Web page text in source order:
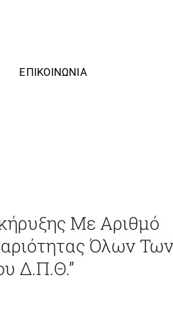
ΕΠΙΚΟΙΝΩΝΙΑ
Με Αριθμό
Όλων Των
Δ.Π.Θ.”